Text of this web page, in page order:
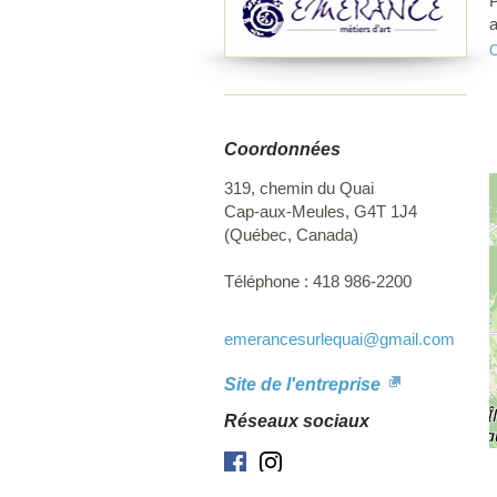
Coordonnées
319, chemin du Quai
Cap-aux-Meules, G4T 1J4
(Québec, Canada)
Téléphone : 418 986-2200
emerancesurlequai@gmail.com
Site de l'entreprise
Réseaux sociaux
Facebook